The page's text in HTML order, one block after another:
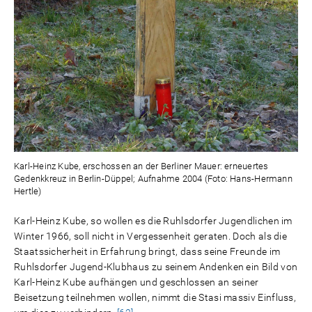
Karl-Heinz Kube, erschossen an der Berliner Mauer: erneuertes
Gedenkkreuz in Berlin-Düppel; Aufnahme 2004 (Foto: Hans-Hermann
Hertle)
Karl-Heinz Kube, so wollen es die Ruhlsdorfer Jugendlichen im
Winter 1966, soll nicht in Vergessenheit geraten. Doch als die
Staatssicherheit in Erfahrung bringt, dass seine Freunde im
Ruhlsdorfer Jugend-Klubhaus zu seinem Andenken ein Bild von
Karl-Heinz Kube aufhängen und geschlossen an seiner
Beisetzung teilnehmen wollen, nimmt die Stasi massiv Einfluss,